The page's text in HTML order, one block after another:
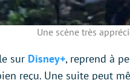
Une scène très
sur Disney+, reprend à
reçu. Une suite peut